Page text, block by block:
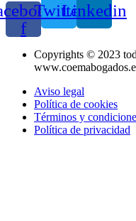
f
TwitterLinkedin
Copyrights © 2023
Aviso legal
Política de cookies
Términos y
Política de privacidad